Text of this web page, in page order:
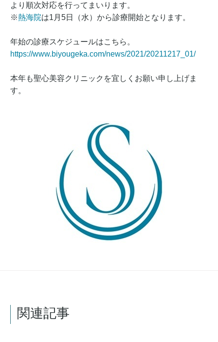
より順次対応を行ってまいります。
※熱海院は1月5日（水）から診療開始となります。
年始の診療スケジュールはこちら。
https://www.biyougeka.com/news/2021/20211217_01/
本年も聖心美容クリニックを宜しくお願い申し上げま
す。
関連記事